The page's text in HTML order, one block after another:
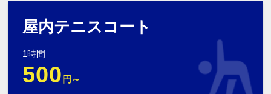
屋内テニスコート
1時間
500 円～